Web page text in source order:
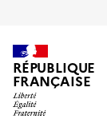
RÉPUBLIQUE
FRANÇAISE